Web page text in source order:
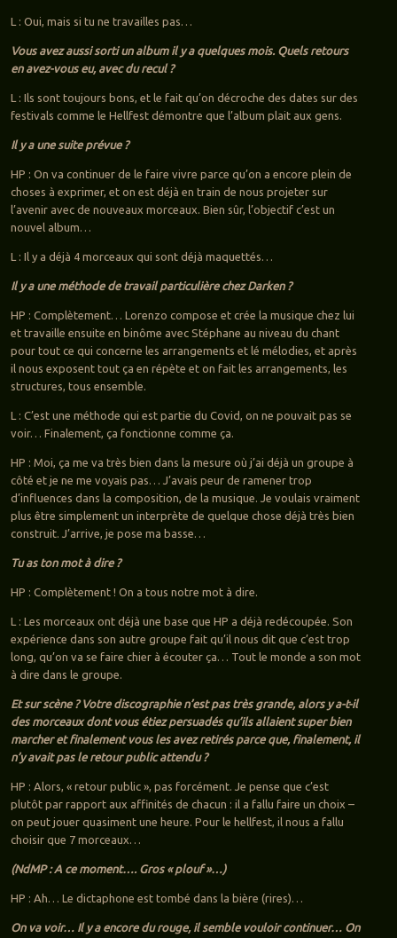
L : Oui, mais si tu ne travailles pas…
Vous avez aussi sorti un album il y a quelques mois. Quels retours
en avez-vous eu, avec du recul ?
L : Ils sont toujours bons, et le fait qu’on décroche des dates sur des
festivals comme le Hellfest démontre que l’album plait aux gens.
Il y a une suite prévue ?
HP : On va continuer de le faire vivre parce qu’on a encore plein de
choses à exprimer, et on est déjà en train de nous projeter sur
l’avenir avec de nouveaux morceaux. Bien sûr, l’objectif c’est un
nouvel album…
L : Il y a déjà 4 morceaux qui sont déjà maquettés…
Il y a une méthode de travail particulière chez Darken ?
HP : Complètement… Lorenzo compose et crée la musique chez lui
et travaille ensuite en binôme avec Stéphane au niveau du chant
pour tout ce qui concerne les arrangements et lé mélodies, et après
il nous exposent tout ça en répète et on fait les arrangements, les
structures, tous ensemble.
L : C’est une méthode qui est partie du Covid, on ne pouvait pas se
voir… Finalement, ça fonctionne comme ça.
HP : Moi, ça me va très bien dans la mesure où j’ai déjà un groupe à
côté et je ne me voyais pas… J’avais peur de ramener trop
d’influences dans la composition, de la musique. Je voulais vraiment
plus être simplement un interprète de quelque chose déjà très bien
construit. J’arrive, je pose ma basse…
Tu as ton mot à dire ?
HP : Complètement ! On a tous notre mot à dire.
L : Les morceaux ont déjà une base que HP a déjà redécoupée. Son
expérience dans son autre groupe fait qu’il nous dit que c’est trop
long, qu’on va se faire chier à écouter ça… Tout le monde a son mot
à dire dans le groupe.
Et sur scène ? Votre discographie n’est pas très grande, alors y a-t-il
des morceaux dont vous étiez persuadés qu’ils allaient super bien
marcher et finalement vous les avez retirés parce que, finalement, il
n’y avait pas le retour public attendu ?
HP : Alors, « retour public », pas forcément. Je pense que c’est
plutôt par rapport aux affinités de chacun : il a fallu faire un choix –
on peut jouer quasiment une heure. Pour le hellfest, il nous a fallu
choisir que 7 morceaux…
(NdMP : A ce moment…. Gros « plouf »…)
HP : Ah… Le dictaphone est tombé dans la bière (rires)…
On va voir… Il y a encore du rouge, il semble vouloir continuer… On